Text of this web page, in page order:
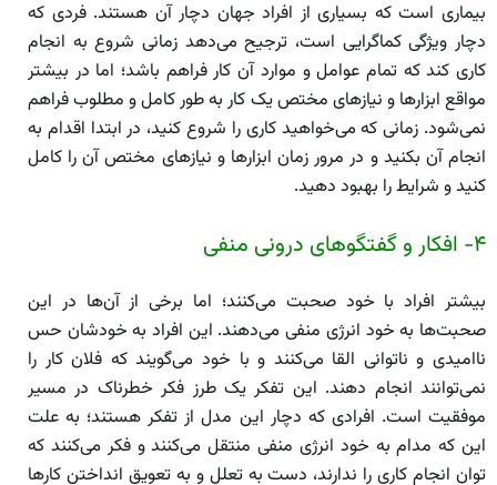
بیماری است که بسیاری از افراد جهان دچار آن هستند. فردی که
دچار ویژگی کما‌گرایی است، ترجیح می‌دهد زمانی شروع به انجام
کاری کند که تمام عوامل و موارد آن کار فراهم باشد؛ اما در بیشتر
مواقع ابزار‌ها و نیاز‌های مختص یک کار به طور کامل و مطلوب فراهم
نمی‌شود. زمانی که می‌خواهید کاری را شروع کنید، در ابتدا اقدام به
انجام آن بکنید و در مرور زمان ابزار‌ها و نیاز‌های مختص آن را کامل
کنید و شرایط را بهبود دهید.
۴- افکار و گفتگو‌های درونی منفی
بیشتر افراد با خود صحبت می‌کنند؛ اما برخی از آن‌ها در این
صحبت‌ها به خود انرژی منفی می‌دهند. این افراد به خودشان حس
ناامیدی و نا‌توانی القا می‌کنند و با خود می‌گویند که فلان کار را
نمی‌توانند انجام دهند. این تفکر یک طرز فکر خطر‌ناک در مسیر
موفقیت است. افرادی که دچار این مدل از تفکر هستند؛ به علت
این که مدام به خود انرژی منفی منتقل می‌کنند و فکر می‌کنند که
توان انجام کاری را ندارند، دست به تعلل و به تعویق انداختن کار‌ها